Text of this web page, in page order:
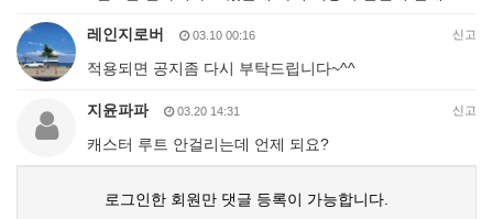
레인지로버 03.10 00:16 신고
적용되면 공지좀 다시 부탁드립니다~^^
지윤파파 03.20 14:31 신고
캐스터 루트 안걸리는데 언제 되요?
로그인한 회원만 댓글 등록이 가능합니다.